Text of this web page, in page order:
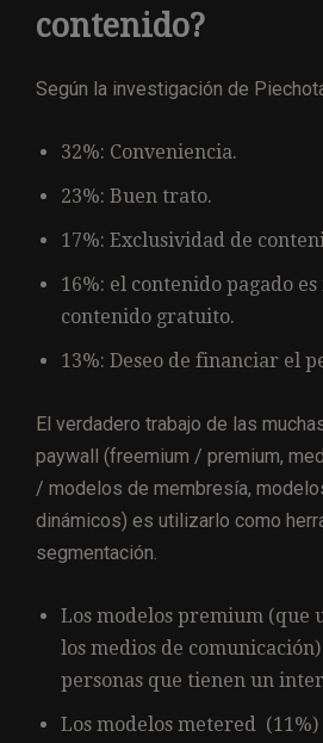
contenido?
Según la investigación de
32%: Conveniencia.
23%: Buen trato.
17%: Exclusividad de
16%: el contenido pagado
contenido gratuito.
13%: Deseo de financiar el
El verdadero trabajo de las
paywall (freemium / premium,
/ modelos de membresía,
dinámicos) es utilizarlo como
segmentación.
Los modelos premium (que
los medios de
personas que tienen un
Los modelos metered